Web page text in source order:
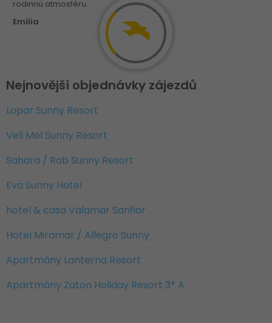
rodinnú atmosféru.
Emília
Nejnovější objednávky zájezdů
Lopar Sunny Resort
Veli Mel Sunny Resort
Sahara / Rab Sunny Resort
Eva Sunny Hotel
hotel & casa Valamar Sanfior
Hotel Miramar / Allegro Sunny
Apartmány Lanterna Resort
Apartmány Zaton Holiday Resort 3* A